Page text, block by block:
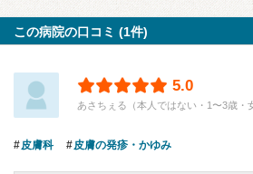
この病院の口コミ (1件)
5.0
あさちぇる（本人ではない・1〜3歳・
皮膚科 皮膚の発疹・かゆみ